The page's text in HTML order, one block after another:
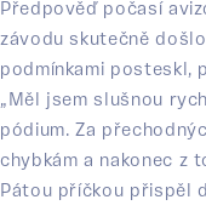
Předpověď počasí
závodu skutečně
podmínkami posteskl,
„Měl jsem slušnou
pódium. Za
chybkám a nakonec z
Pátou příčkou přispěl